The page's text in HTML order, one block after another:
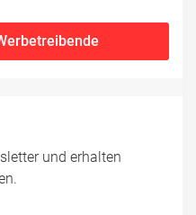
und erhalten